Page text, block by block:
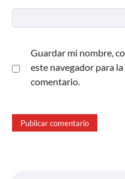
Guardar mi nombre,
este navegador para
comentario.